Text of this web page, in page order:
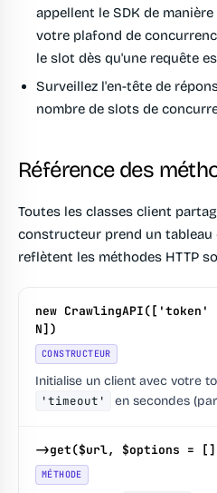
appellent le SDK de
votre plafond de
le slot dès qu'une requête
Surveillez l'en-tête de
nombre de slots de
Référence des
Toutes les classes client
constructeur prend un tableau
reflètent les méthodes HTTP
new
N])
CONSTRUCTEUR
Initialise un client avec votre
'timeout'
en secondes
->get($url, $options =
MÉTHODE